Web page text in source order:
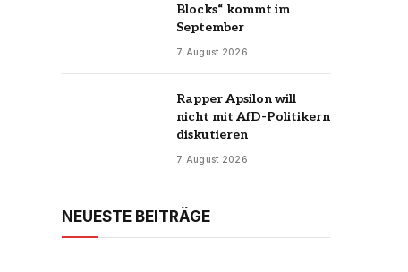
Blocks“ kommt im
September
7 August 2026
Rapper Apsilon will
nicht mit AfD-Politikern
diskutieren
7 August 2026
NEUESTE BEITRÄGE